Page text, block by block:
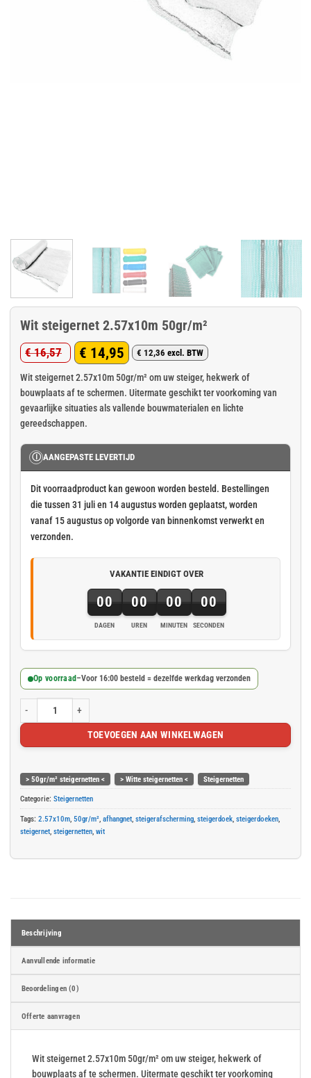
Wit steigernet 2.57x10m 50gr/m²
€16,57
Oorspronkelijke
prijs
was:
€ 16,57.
€ 14,95
Huidige
prijs
is:
€ 14,95.
€ 12,36 excl. BTW
Wit steigernet 2.57x10m 50gr/m² om uw steiger, hekwerk of
bouwplaats af te schermen. Uitermate geschikt ter voorkoming van
gevaarlijke situaties als vallende bouwmaterialen en lichte
gereedschappen.
Ⓘ AANGEPASTE LEVERTIJD
Dit voorraadproduct kan gewoon worden besteld. Bestellingen
die tussen 31 juli en 14 augustus worden geplaatst, worden
vanaf 15 augustus op volgorde van binnenkomst verwerkt en
verzonden.
VAKANTIE EINDIGT OVER
00
DAGEN
00
UREN
00
MINUTEN
00
SECONDEN
Op voorraad –Voor 16:00 besteld = dezelfde werkdag verzonden
Wit steigernet 2.57x10m 50gr/m² aantal
TOEVOEGEN AAN WINKELWAGEN
> 50gr/m² steigernetten < > Witte steigernetten <
Steigernetten
Categorie: Steigernetten
Tags: 2.57x10m 50gr/m² afhangnet steigerafscherming steigerdoek steigerdoeken
steigernet steigernetten wit
Beschrijving
Aanvullende informatie
Beoordelingen (0)
Offerte aanvragen
Wit steigernet 2.57x10m 50gr/m² om uw steiger, hekwerk of
bouwplaats af te schermen. Uitermate geschikt ter voorkoming